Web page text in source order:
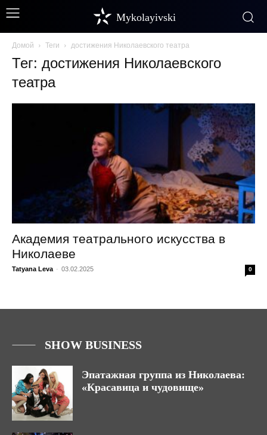
Mykolayivski
Домой Теги достижения Николаевского театра
Тег: достижения Николаевского
театра
Академия театрального искусства в
Николаеве
Tatyana Leva - 03.02.2025 0
SHOW BUSINESS
Эпатажная группа из Николаева:
«Красавица и чудовище»